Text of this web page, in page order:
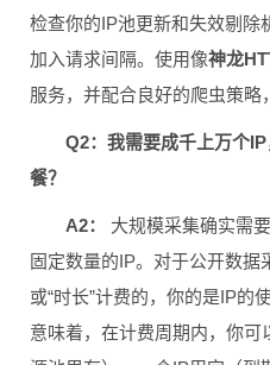
检查你的IP池更新和失效剔除
加入请求间隔。使用像神龙
服务，并配合良好的爬虫策略
Q2：我需要成千上万个
餐？
A2：
大规模采集确实需
固定数量的IP。对于公开数据
或“时长”计费的，你的是IP的
意味着，在计费周期内，你